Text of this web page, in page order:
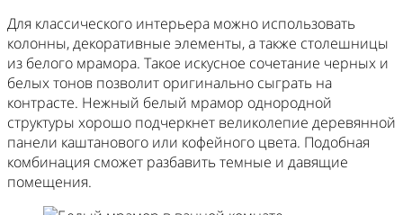
Для классического интерьера можно использовать
колонны, декоративные элементы, а также столешницы
из белого мрамора. Такое искусное сочетание черных и
белых тонов позволит оригинально сыграть на
контрасте. Нежный белый мрамор однородной
структуры хорошо подчеркнет великолепие деревянной
панели каштанового или кофейного цвета. Подобная
комбинация сможет разбавить темные и давящие
помещения.